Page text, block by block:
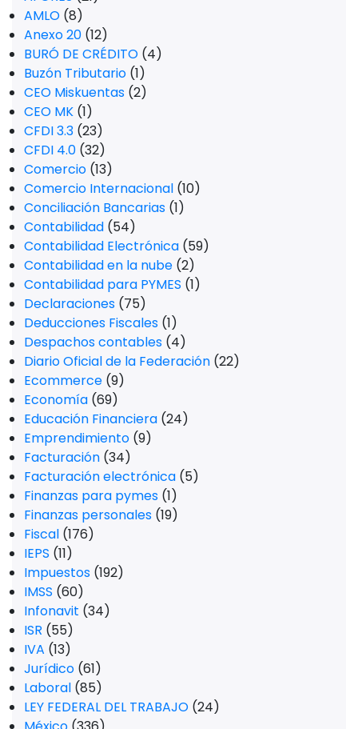
AMLO (8)
Anexo 20 (12)
BURÓ DE CRÉDITO (4)
Buzón Tributario (1)
CEO Miskuentas (2)
CEO MK (1)
CFDI 3.3 (23)
CFDI 4.0 (32)
Comercio (13)
Comercio Internacional (10)
Conciliación Bancarias (1)
Contabilidad (54)
Contabilidad Electrónica (59)
Contabilidad en la nube (2)
Contabilidad para PYMES (1)
Declaraciones (75)
Deducciones Fiscales (1)
Despachos contables (4)
Diario Oficial de la Federación (22)
Ecommerce (9)
Economía (69)
Educación Financiera (24)
Emprendimiento (9)
Facturación (34)
Facturación electrónica (5)
Finanzas para pymes (1)
Finanzas personales (19)
Fiscal (176)
IEPS (11)
Impuestos (192)
IMSS (60)
Infonavit (34)
ISR (55)
IVA (13)
Jurídico (61)
Laboral (85)
LEY FEDERAL DEL TRABAJO (24)